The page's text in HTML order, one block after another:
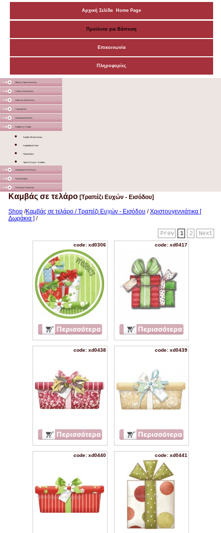
Αρχική Σελίδα Home Page
Προϊόντα για Βάπτιση
Επικοινωνία
Πληροφορίες
Μάσκες Προστατευτικές
Ξύλινες Κατασκευές
Χάρτινες Κατασκευές
Υφασμάτινα
Διακοσμητικά Σταντ
Καμβάς σε τελάρο
Καμβάς Μπομπονιέρα
Καμβαδάκια Ρολόι
Προσκλήσεις
Τραπέζι Ευχών - Εισόδου
Διάφορα με Εκτύπωση
Γλειφιτζούρια
Στολισμός Εκκλησίας
Καμβάς σε τελάρο [Τραπέζι Ευχών - Εισόδου]
Shop /Καμβάς σε τελάρο / Τραπέζι Ευχών - Εισόδου /Χριστουγεννιάτικα [
Δωράκια ] /
Next
2
1
Prev
code: xd0306 code: xd0417
code: xd0438 code: xd0439
code: xd0440 code: xd0441